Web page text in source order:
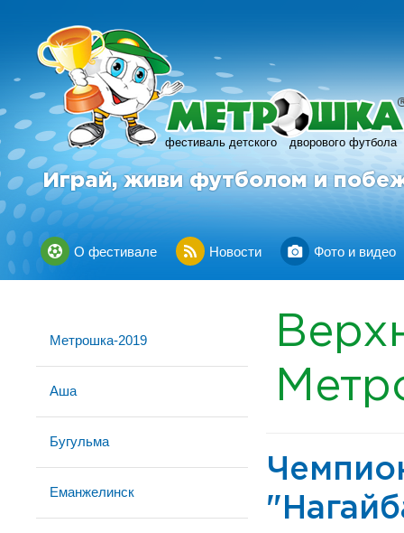
фестиваль детского дворового футбола
R
Играй, живи футболом и
О фестивале Новости Фото и видео
Метрошка-2019
Аша
Бугульма
Еманжелинск